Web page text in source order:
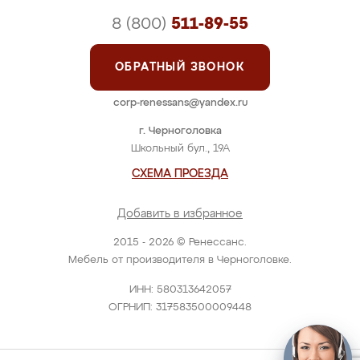
2015 - 2026 © Ренессанс.
Мебель от производителя в Черноголовке.
ИНН: 580313642057
ОГРНИП: 317583500009448
г. Черноголовка
Школьный бул., 19А
СХЕМА ПРОЕЗДА
Добавить в избранное
8 (800) 511-89-55
ОБРАТНЫЙ ЗВОНОК
corp-renessans@yandex.ru